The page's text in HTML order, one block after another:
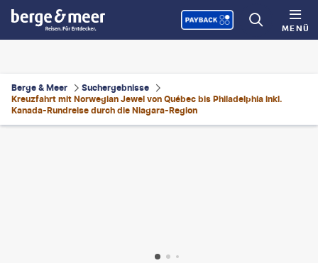
MENÜ
Berge & Meer
Suchergebnisse
Kreuzfahrt mit Norwegian Jewel von Québec bis Philadelphia inkl.
Kanada-Rundreise durch die Niagara-Region